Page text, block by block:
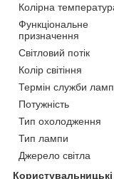
Колірна
Функціональне
призначення
Світловий потік
Колір світіння
Термін служби ламп
Потужність
Тип охолодження
Тип лампи
Джерело світла